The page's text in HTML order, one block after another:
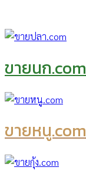
ขายนก.com
ขายหนู.com